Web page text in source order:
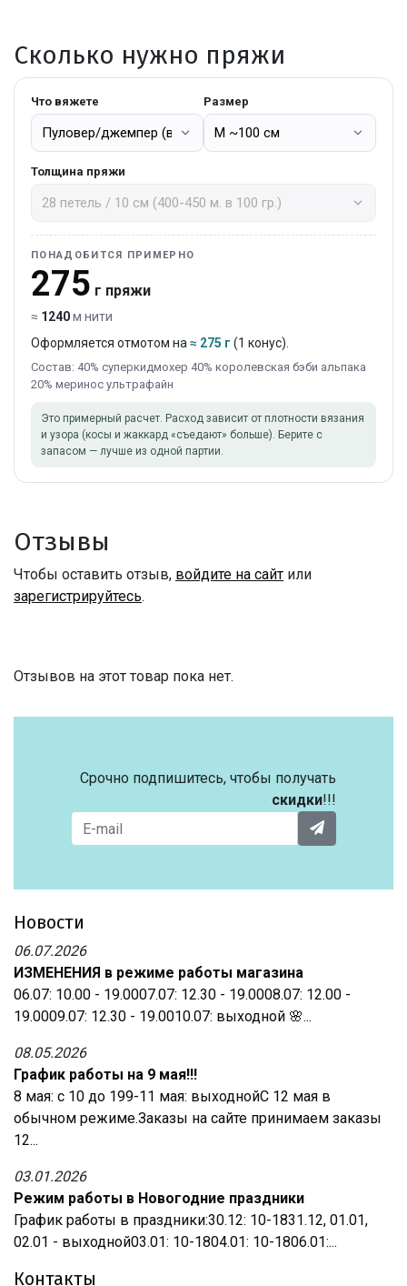
Сколько нужно пряжи
Что вяжете Размер
Толщина пряжи
ПОНАДОБИТСЯ ПРИМЕРНО
275 г пряжи
≈ 1240м нити
Оформляется отмотом на≈ 275 г (1 конус).
Состав: 40% суперкидмохер 40% королевская бэби альпака
20% меринос ультрафайн
Это примерный расчет. Расход зависит от плотности вязания
и узора (косы и жаккард «съедают» больше). Берите с
запасом — лучше из одной партии.
Отзывы
Чтобы оставить отзыв, войдите на сайт или
зарегистрируйтесь.
Отзывов на этот товар пока нет.
Срочно подпишитесь, чтобы получать
скидки!!!
Новости
06.07.2026
ИЗМЕНЕНИЯ в режиме работы магазина
06.07: 10.00 - 19.0007.07: 12.30 - 19.0008.07: 12.00 -
19.0009.07: 12.30 - 19.0010.07: выходной 🌸...
08.05.2026
График работы на 9 мая!!!
8 мая: с 10 до 199-11 мая: выходнойС 12 мая в
обычном режиме.Заказы на сайте принимаем заказы
12...
03.01.2026
Режим работы в Новогодние праздники
График работы в праздники:30.12: 10-1831.12, 01.01,
02.01 - выходной03.01: 10-1804.01: 10-1806.01:...
Контакты